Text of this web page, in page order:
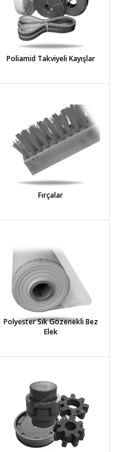
Poliamid Takviyeli Kayışlar
Fırçalar
Polyester Sık Gözenekli Bez
Elek